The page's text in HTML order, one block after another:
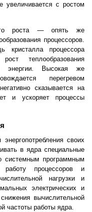
увеличивается с ростом
роста — опять же
процессоров.
процессора
теплообразования
энергии. Высокая же
перегревом
сказывается на
и ускоряет процессы
своих
в ядра специальные
системным программным
работу процессоров и
нагрузки и
электрических и
вычислительной
частоты работы ядра.